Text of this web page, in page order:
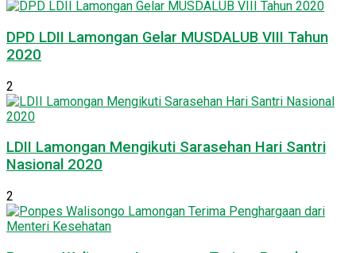
DPD LDII Lamongan Gelar MUSDALUB VIII Tahun
2020
2
LDII Lamongan Mengikuti Sarasehan Hari Santri
Nasional 2020
2